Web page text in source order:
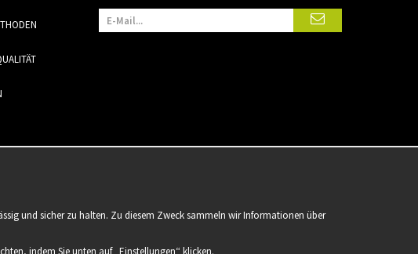
und sicher zu halten. Zu diesem Zweck sammeln wir Informationen über
indem Sie unten auf „Einstellungen“ klicken.